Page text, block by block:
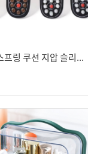
회전 스프링 쿠션 지압 슬리퍼 건강슬리퍼